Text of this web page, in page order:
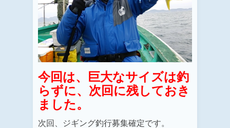
今回は、巨大なサイズは釣
らずに、次回に残しておき
ました。
次回、ジギング釣行募集確定です。